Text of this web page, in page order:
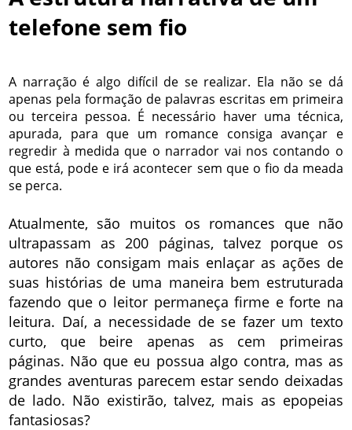
telefone sem fio
A narração é algo difícil de se realizar. Ela não se dá
apenas pela formação de palavras escritas em primeira
ou terceira pessoa. É necessário haver uma técnica,
apurada, para que um romance consiga avançar e
regredir à medida que o narrador vai nos contando o
que está, pode e irá acontecer sem que o fio da meada
se perca.
Atualmente, são muitos os romances que não
ultrapassam as 200 páginas, talvez porque os
autores não consigam mais enlaçar as ações de
suas histórias de uma maneira bem estruturada
fazendo que o leitor permaneça firme e forte na
leitura. Daí, a necessidade de se fazer um texto
curto, que beire apenas as cem primeiras
páginas. Não que eu possua algo contra, mas as
grandes aventuras parecem estar sendo deixadas
de lado. Não existirão, talvez, mais as epopeias
fantasiosas?